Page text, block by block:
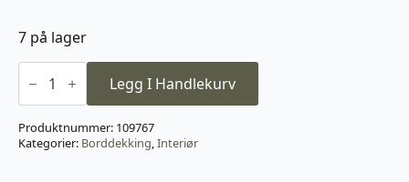
7 på lager
Pastatallerken
Capri
Havre
dia:25cm
antall
Legg I Handlekurv
Produktnummer: 109767
Kategorier: Borddekking,Interiør